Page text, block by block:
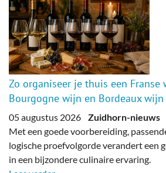
Zo organiseer je thuis een
Bourgogne wijn en Bordeaux wijn
05 augustus 2026 Zuidhorn-nieuws
Met een goede voorbereiding,
logische proefvolgorde verandert een
in een bijzondere culinaire ervaring.